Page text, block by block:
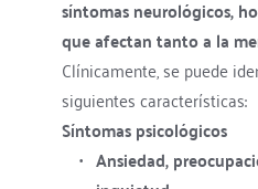
síntomas neurológicos,
que afectan tanto a la
Clínicamente, se puede
siguientes características:
Síntomas psicológicos
Ansiedad,